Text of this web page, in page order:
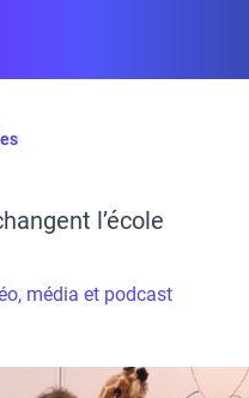
l’école
média et podcast